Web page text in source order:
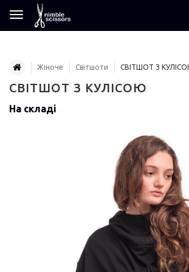
Жіноче Світшоти СВІТШОТ З
СВІТШОТ З КУЛІСОЮ
На складі